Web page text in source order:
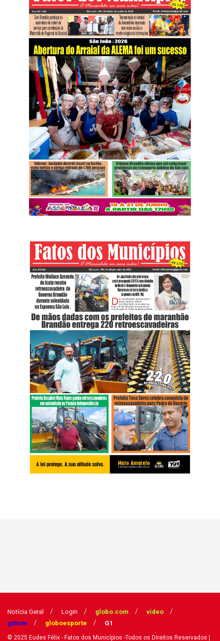
Notícia Geral Login globo.com
vídeo
gshow
globoesporte G1
© 2025 Eudes Félix - Fatos dos Municípios -Todos os Direitos Reservados